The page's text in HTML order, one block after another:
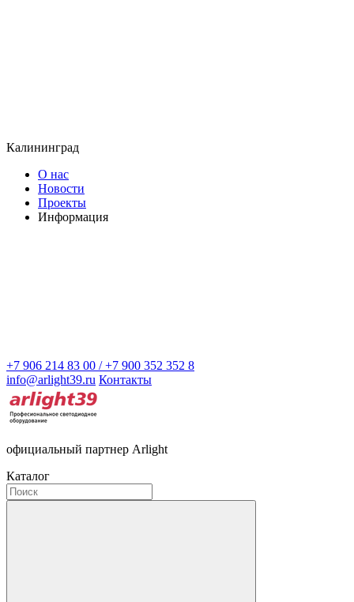
Калининград
О нас
Новости
Проекты
Информация
+7 906 214 83 00 / +7 900 352 352 8
info@arlight39.ru Контакты
официальный партнер Arlight
Каталог